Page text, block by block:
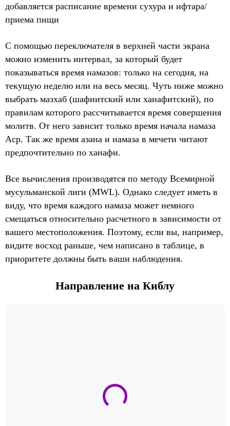
добавляется расписание времени сухура и ифтара/
приема пищи
С помощью переключателя в верхней части экрана
можно изменить интервал, за который будет
показываться время намазов: только на сегодня, на
текущую неделю или на весь месяц. Чуть ниже можно
выбрать мазхаб (шафиитский или ханафитский), по
правилам которого рассчитывается время совершения
молитв. От него зависит только время начала намаза
Аср. Так же время азана и намаза в мечети читают
предпочтительно по ханафи.
Все вычисления производятся по методу Всемирной
мусульманской лиги (MWL). Однако следует иметь в
виду, что время каждого намаза может немного
смещаться относительно расчетного в зависимости от
вашего местоположения. Поэтому, если вы, например,
видите восход раньше, чем написано в таблице, в
приоритете должны быть ваши наблюдения.
Направление на Киблу